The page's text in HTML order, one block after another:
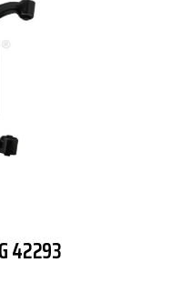
42293